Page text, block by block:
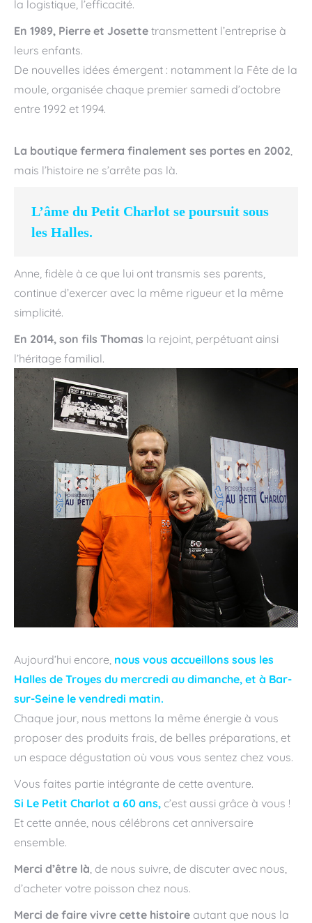
la logistique, l’efficacité.
En 1989, Pierre et Josette transmettent l’entreprise à
leurs enfants.
De nouvelles idées émergent : notamment la Fête de la
moule, organisée chaque premier samedi d’octobre
entre 1992 et 1994.
La boutique fermera finalement ses portes en 2002,
mais l’histoire ne s’arrête pas là.
L’âme du Petit Charlot se poursuit sous
les Halles.
Anne, fidèle à ce que lui ont transmis ses parents,
continue d’exercer avec la même rigueur et la même
simplicité.
En 2014, son fils Thomas la rejoint, perpétuant ainsi
l’héritage familial.
Aujourd’hui encore, nous vous accueillons sous les
Halles de Troyes du mercredi au dimanche, et à Bar-
sur-Seine le vendredi matin.
Chaque jour, nous mettons la même énergie à vous
proposer des produits frais, de belles préparations, et
un espace dégustation où vous vous sentez chez vous.
Vous faites partie intégrante de cette aventure.
Si Le Petit Charlot a 60 ans, c’est aussi grâce à vous !
Et cette année, nous célébrons cet anniversaire
ensemble.
Merci d’être là, de nous suivre, de discuter avec nous,
d’acheter votre poisson chez nous.
Merci de faire vivre cette histoire autant que nous la